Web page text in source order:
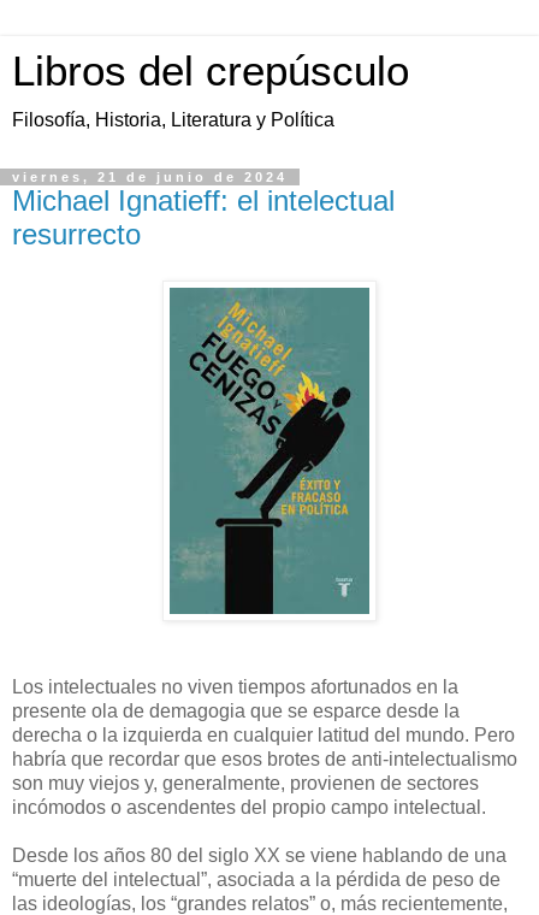
Libros del crepúsculo
Filosofía, Historia, Literatura y Política
viernes, 21 de junio de 2024
Michael Ignatieff: el intelectual
resurrecto
Los intelectuales no viven tiempos afortunados en la
presente ola de demagogia que se esparce desde la
derecha o la izquierda en cualquier latitud del mundo. Pero
habría que recordar que esos brotes de anti-intelectualismo
son muy viejos y, generalmente, provienen de sectores
incómodos o ascendentes del propio campo intelectual.
Desde los años 80 del siglo XX se viene hablando de una
“muerte del intelectual”, asociada a la pérdida de peso de
las ideologías, los “grandes relatos” o, más recientemente,